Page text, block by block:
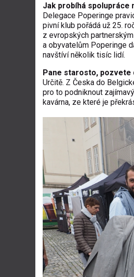
Jak probíhá spolupráce
Delegace Poperinge
pivní klub pořádá už 25.
z evropských
a obyvatelům Poperinge
navštíví několik tisíc lidí.
Pane starosto, pozvete
Určitě. Z Česka do
pro to podniknout
kavárna, ze které je